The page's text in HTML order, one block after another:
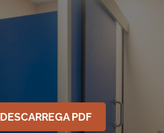
DESCARREGA PDF